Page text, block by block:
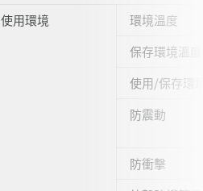
使用環境
環境溫度
保存環境溫度
使用/保存環
防震動
防衝擊